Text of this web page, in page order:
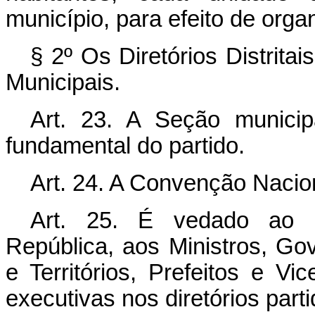
município, para efeito de
§ 2º Os Diretórios
Municipais.
Art. 23. A Seção
fundamental do partido.
Art. 24. A Convenção
Art. 25. É vedado ao
República, aos Ministros,
e Territórios, Prefeitos e
executivas nos diretórios